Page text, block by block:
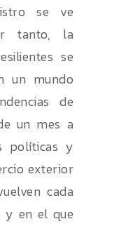
se ve
tanto, la
se
un mundo
de
un mes a
políticas y
exterior
cada
y en el que